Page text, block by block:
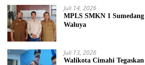
Juli 14, 2026
MPLS SMKN 1
Waluya
Juli 13, 2026
Walikota Cimahi